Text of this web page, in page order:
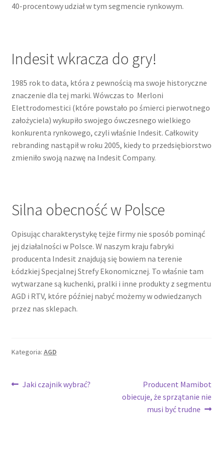
40-procentowy udział w tym segmencie rynkowym.
Indesit wkracza do gry!
1985 rok to data, która z pewnością ma swoje historyczne
znaczenie dla tej marki. Wówczas to Merloni
Elettrodomestici (które powstało po śmierci pierwotnego
założyciela) wykupiło swojego ówczesnego wielkiego
konkurenta rynkowego, czyli właśnie Indesit. Całkowity
rebranding nastąpił w roku 2005, kiedy to przedsiębiorstwo
zmieniło swoją nazwę na Indesit Company.
Silna obecność w Polsce
Opisując charakterystykę tejże firmy nie sposób pominąć
jej działalności w Polsce. W naszym kraju fabryki
producenta Indesit znajdują się bowiem na terenie
Łódzkiej Specjalnej Strefy Ekonomicznej. To właśnie tam
wytwarzane są kuchenki, pralki i inne produkty z segmentu
AGD i RTV, które później nabyć możemy w odwiedzanych
przez nas sklepach.
Kategoria: AGD
Nawigacja
Poprzedni
Jaki czajnik wybrać?
Następny
wpis:
Producent Mamibot
obiecuje, że sprzątanie nie
musi być trudne